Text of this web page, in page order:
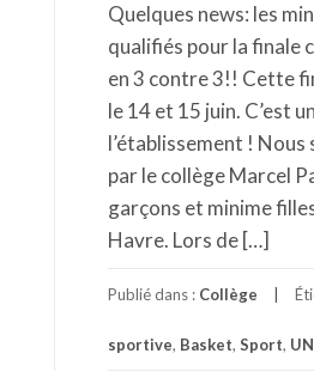
Quelques news: les
qualifiés pour la finale
en 3 contre 3!! Cette
le 14 et 15 juin. C’est
l’établissement !
par le collège Marcel
garçons et minime
Havre. Lors de […]
Publié dans : Collège
sportive, Basket, Sport,